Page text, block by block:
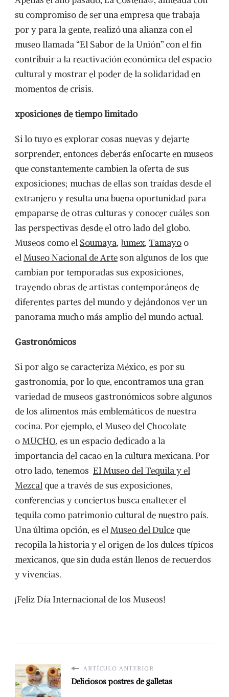
su compromiso de ser una empresa que trabaja
por y para la gente, realizó una alianza con el
museo llamada “El Sabor de la Unión” con el fin
contribuir a la reactivación económica del espacio
cultural y mostrar el poder de la solidaridad en
momentos de crisis.
xposiciones de tiempo limitado
Si lo tuyo es explorar cosas nuevas y dejarte
sorprender, entonces deberás enfocarte en museos
que constantemente cambien la oferta de sus
exposiciones; muchas de ellas son traídas desde el
extranjero y resulta una buena oportunidad para
empaparse de otras culturas y conocer cuáles son
las perspectivas desde el otro lado del globo.
Museos como el Soumaya, Jumex, Tamayo o
elMuseo Nacional de Arteson algunos de los que
cambian por temporadas sus exposiciones,
trayendo obras de artistas contemporáneos de
diferentes partes del mundo y dejándonos ver un
panorama mucho más amplio del mundo actual.
Gastronómicos
Si por algo se caracteriza México, es por su
gastronomía, por lo que, encontramos una gran
variedad de museos gastronómicos sobre algunos
de los alimentos más emblemáticos de nuestra
cocina. Por ejemplo, el Museo del Chocolate
oMUCHO, es un espacio dedicado a la
importancia del cacao en la cultura mexicana. Por
otro lado, tenemos El Museo del Tequila y el
Mezcal que a través de sus exposiciones,
conferencias y conciertos busca enaltecer el
tequila como patrimonio cultural de nuestro país.
Una última opción, es elMuseo del Dulce que
recopila la historia y el origen de los dulces típicos
mexicanos, que sin duda están llenos de recuerdos
y vivencias.
¡Feliz Día Internacional de los Museos!
ARTÍCULO ANTERIOR
Deliciosos postres de galletas